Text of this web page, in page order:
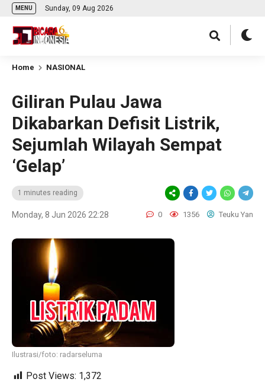
MENU Sunday, 09 Aug 2026
Home NASIONAL
Giliran Pulau Jawa
Dikabarkan Defisit Listrik,
Sejumlah Wilayah Sempat
‘Gelap’
1 minutes reading
Monday, 8 Jun 2026 22:28 0 1356 Teuku Yan
Ilustrasi/foto: radarseluma
Post Views: 1,372